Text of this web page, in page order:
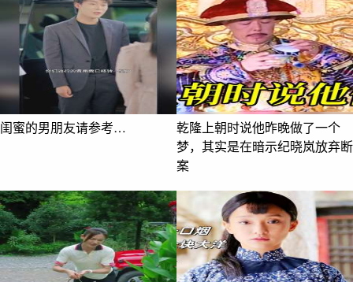
闺蜜的男朋友请参考…
乾隆上朝时说他昨晚做了一个
梦，其实是在暗示纪晓岚放弃断
案